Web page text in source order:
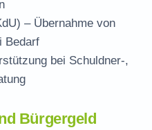
– Übernahme von
Bedarf
bei Schuldner-,
Bürgergeld